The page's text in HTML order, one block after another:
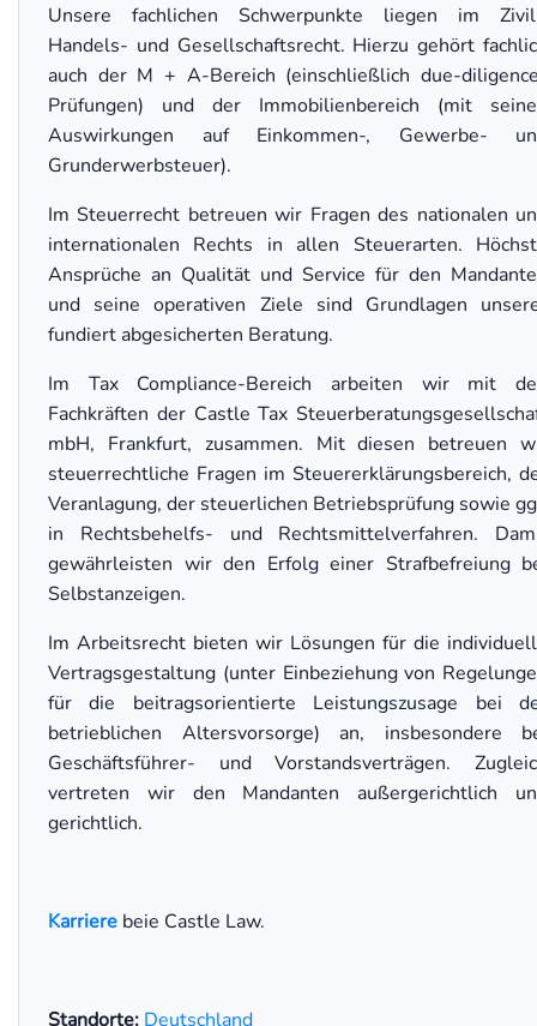
Unsere fachlichen Schwerpunkte liegen im
Handels- und Gesellschaftsrecht. Hierzu gehört
auch der M + A-Bereich (einschließlich due-
Prüfungen) und der Immobilienbereich (mit
Auswirkungen auf Einkommen-, Gewerbe-
Grunderwerbsteuer).
Im Steuerrecht betreuen wir Fragen des nationalen
internationalen Rechts in allen Steuerarten.
Ansprüche an Qualität und Service für den
und seine operativen Ziele sind Grundlagen
fundiert abgesicherten Beratung.
Im Tax Compliance-Bereich arbeiten wir mit
Fachkräften der Castle Tax
mbH, Frankfurt, zusammen. Mit diesen betreuen
steuerrechtliche Fragen im Steuererklärungsbereich,
Veranlagung, der steuerlichen Betriebsprüfung sowie
in Rechtsbehelfs- und Rechtsmittelverfahren.
gewährleisten wir den Erfolg einer Strafbefreiung
Selbstanzeigen.
Im Arbeitsrecht bieten wir Lösungen für die
Vertragsgestaltung (unter Einbeziehung von
für die beitragsorientierte Leistungszusage bei
betrieblichen Altersvorsorge) an, insbesondere
Geschäftsführer- und Vorstandsverträgen.
vertreten wir den Mandanten außergerichtlich
gerichtlich.
Karriere beie Castle Law.
Standorte: Deutschland